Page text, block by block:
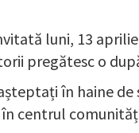
luni, 13
pregătesc o
în haine
centrul